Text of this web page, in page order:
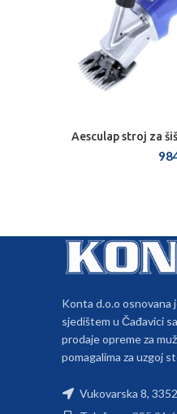
DODAJ
Aesculap stroj za
Konta d.o.o osnovana
sjedištem u Čađavici
prodaje opreme za
pomagalima za uzgoj
Vukovarska 8,